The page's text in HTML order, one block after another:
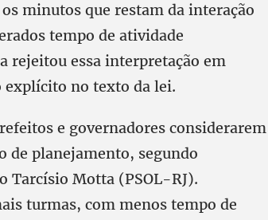
minutos que restam da interação
tempo de atividade
rejeitou essa interpretação em
explícito no texto da lei.
e governadores considerarem
de planejamento, segundo
Tarcísio Motta (PSOL-RJ).
turmas, com menos tempo de